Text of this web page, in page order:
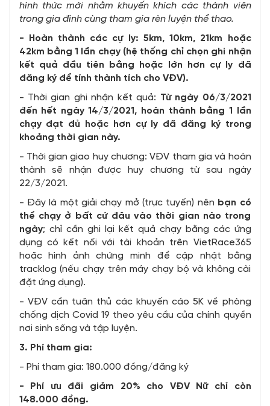
hình thức mới nhằm khuyến khích các thành viên
trong gia đình cùng tham gia rèn luyện thể thao.
- Hoàn thành các cự ly: 5km, 10km, 21km hoặc
42km bằng 1 lần chạy (hệ thống chỉ chọn ghi nhận
kết quả đầu tiên bằng hoặc lớn hơn cự ly đã
đăng ký để tính thành tích cho VĐV).
- Thời gian ghi nhận kết quả: Từ ngày 06/3/2021
đến hết ngày 14/3/2021, hoàn thành bằng 1 lần
chạy đạt đủ hoặc hơn cự ly đã đăng ký trong
khoảng thời gian này.
- Thời gian giao huy chương: VĐV tham gia và hoàn
thành sẽ nhận được huy chương từ sau ngày
22/3/2021.
- Đây là một giải chạy mở (trực tuyến) nên bạn có
thể chạy ở bất cứ đâu vào thời gian nào trong
ngày; chỉ cần ghi lại kết quả chạy bằng các ứng
dụng có kết nối với tài khoản trên VietRace365
hoặc hình ảnh chứng minh để cập nhật bằng
tracklog (nếu chạy trên máy chạy bộ và không cài
đặt ứng dụng).
- VĐV cần tuân thủ các khuyến cáo 5K về phòng
chống dịch Covid 19 theo yêu cầu của chính quyền
nơi sinh sống và tập luyện.
3. Phí tham gia:
- Phí tham gia: 180.000 đồng/đăng ký
- Phí ưu đãi giảm 20% cho VĐV Nữ chỉ còn
148.000 đồng.